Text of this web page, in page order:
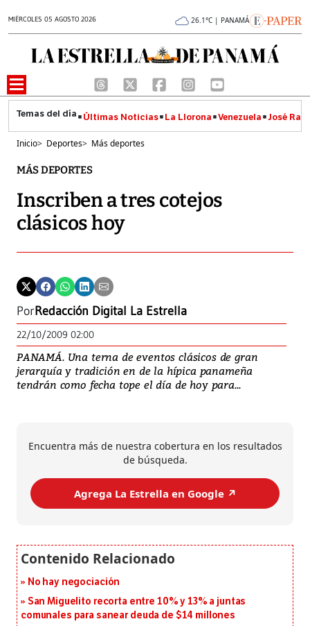
MIÉRCOLES 05 AGOSTO 2026 26.1°C | PANAMÁ
Últimas Noticias La Llorona Venezuela José
Inicio> Deportes> Más deportes
MÁS DEPORTES
Inscriben a tres cotejos
clásicos hoy
PorRedacción Digital La Estrella
22/10/2009 02:00
PANAMÁ. Una terna de eventos clásicos de gran
jerarquía y tradición en de la hípica panameña
tendrán como fecha tope el día de hoy para...
Encuentra más de nuestra cobertura en los resultados
de búsqueda.
Agrega La Estrella en Google ↗️
No hay negociación
San Miguelito recorta entre 10% y 13% a juntas
comunales para sanear deuda de $14 millones